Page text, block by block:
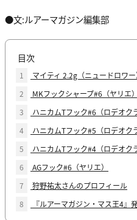
●文:ルアーマガジン編集部
目次
1
マイティ 2.2g（ニュードロワー
2
MKフックシャープ#6（ヤリエ）
3
ハニカムTフック#6（ロデオク
4
ハニカムTフック#5（ロデオク
5
ハニカムTフック#4（ロデオク
6
AGフック#6（ヤリエ）
7
狩野祐太さんのプロフィール
8
『ルアーマガジン・マス王4』